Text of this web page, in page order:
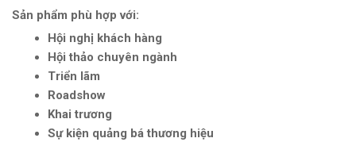
Sản phẩm phù hợp với:
Hội nghị khách hàng
Hội thảo chuyên ngành
Triển lãm
Roadshow
Khai trương
Sự kiện quảng bá thương hiệu